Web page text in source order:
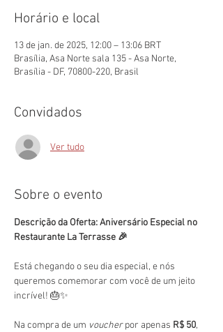
Horário e local
13 de jan. de 2025, 12:00 – 13:06 BRT
Brasília, Asa Norte sala 135 - Asa Norte,
Brasília - DF, 70800-220, Brasil
Convidados
Ver tudo
Sobre o evento
Descrição da Oferta: Aniversário Especial no
Restaurante La Terrasse 🎉
Está chegando o seu dia especial, e nós
queremos comemorar com você de um jeito
incrível! 🎂✨
Na compra de um voucher por apenas R$ 50,